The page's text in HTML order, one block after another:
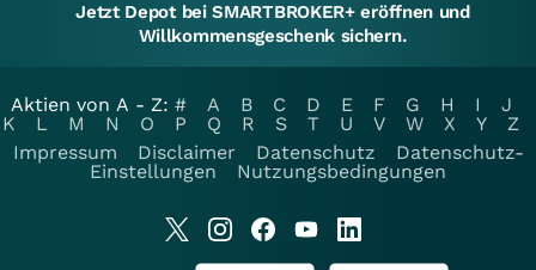
Jetzt Depot bei SMARTBROKER+ eröffnen und
Willkommensgeschenk sichern.
Aktien von A - Z: # A B C D E F G H I
J
K
L M N O P Q R S T U V W X Y
Z
Impressum
Disclaimer Datenschutz
Datenschutz-
Einstellungen
Nutzungsbedingungen